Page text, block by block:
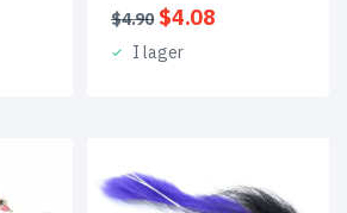
$4.90 Det
ursprungliga
priset
$4.08
I lager